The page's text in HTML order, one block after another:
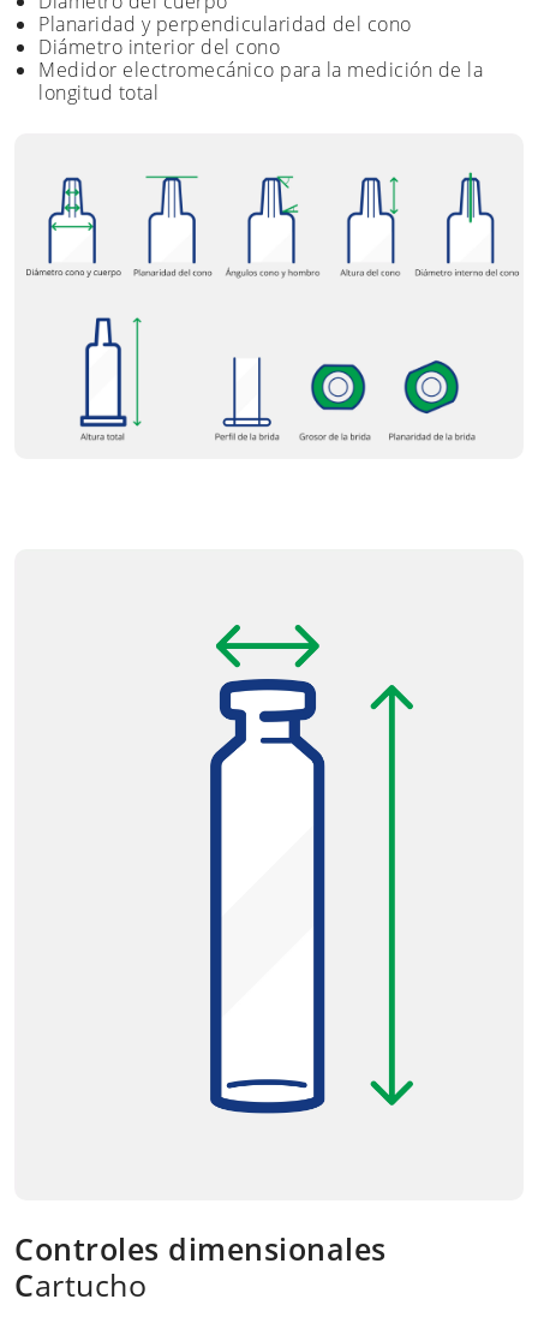
Planaridad y perpendicularidad del cono
Diámetro interior del cono
Medidor electromecánico para la medición de la
longitud total
Controles dimensionales
Cartucho